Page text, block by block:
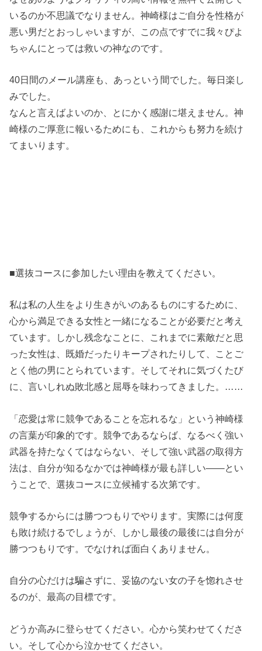
いるのか不思議でなりません。神崎様はご自分を性格が
悪い男だとおっしゃいますが、この点ですでに我々ぴよ
ちゃんにとっては救いの神なのです。
40日間のメール講座も、あっという間でした。毎日楽し
みでした。
なんと言えばよいのか、とにかく感謝に堪えません。神
崎様のご厚意に報いるためにも、これからも努力を続け
てまいります。
■選抜コースに参加したい理由を教えてください。
私は私の人生をより生きがいのあるものにするために、
心から満足できる女性と一緒になることが必要だと考え
ています。しかし残念なことに、これまでに素敵だと思
った女性は、既婚だったりキープされたりして、ことご
とく他の男にとられています。そしてそれに気づくたび
に、言いしれぬ敗北感と屈辱を味わってきました。……
「恋愛は常に競争であることを忘れるな」という神崎様
の言葉が印象的です。競争であるならば、なるべく強い
武器を持たなくてはならない、そして強い武器の取得方
法は、自分が知るなかでは神崎様が最も詳しい――とい
うことで、選抜コースに立候補する次第です。
競争するからには勝つつもりでやります。実際には何度
も敗け続けるでしょうが、しかし最後の最後には自分が
勝つつもりです。でなければ面白くありません。
自分の心だけは騙さずに、妥協のない女の子を惚れさせ
るのが、最高の目標です。
どうか高みに登らせてください。心から笑わせてくださ
い。そして心から泣かせてください。